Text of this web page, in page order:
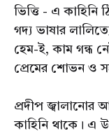
ভিত্তি - এ কাহিনি
গদ্য ভাষার
হেম-ই, কাম গন্ধ
প্রেমের শোভন ও
প্রদীপ
কাহিনি থাকে।